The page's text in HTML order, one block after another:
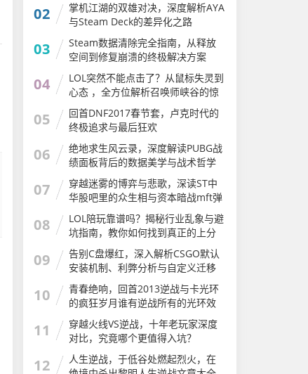
02
掌机江湖的双雄对决，深度解析AYA
与Steam Deck的差异化之路
ayaneo2和steam
03
Steam数据清除完全指南，从释放
空间到修复崩溃的终极解决方案
04
LOL突然不能点击了？从鼠标失灵到
心态 ，全方位解析召唤师峡谷的惊
魂时刻lol突然不能点击了怎么回事
05
回首DNF2017春节套，卢克时代的
终极追求与最后狂欢
06
绝地求生风云录，深度解读PUBG战
绩面板背后的数据美学与战术哲学
07
穿越迷雾的博弈与悲歌，深读ST中
华股吧里的众生相与资本暗战mft弹
簧评测
08
LOL陪玩靠谱吗？揭秘行业乱象与避
坑指南，教你如何找到真正的上分
神器LOL陪玩软件有哪些app
09
告别C盘爆红，深入解析CSGO默认
安装机制、利弊分析与自定义迁移
完全指南csgo安装步骤
10
青春绝响，回首2013逆战与卡光环
的疯狂岁月谁有逆战所有的光环效
果图及介绍
11
穿越火线VS逆战，十年老玩家深度
对比，究竟哪个更值得入坑？
12
人生逆战，于低谷处燃起烈火，在